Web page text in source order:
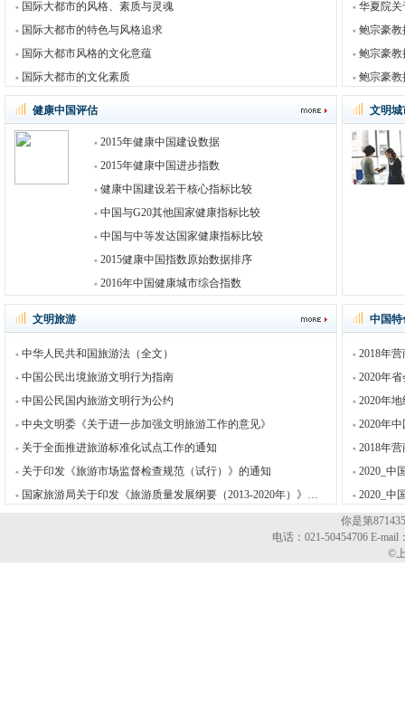
国际大都市的风格、素质与灵魂
国际大都市的特色与风格追求
国际大都市风格的文化意蕴
国际大都市的文化素质
华夏院关
鲍宗豪教
鲍宗豪教
鲍宗豪教
健康中国评估
2015年健康中国建设数据
2015年健康中国进步指数
健康中国建设若干核心指标比较
中国与G20其他国家健康指标比较
中国与中等发达国家健康指标比较
2015健康中国指数原始数据排序
2016年中国健康城市综合指数
文明城
文明旅游
中华人民共和国旅游法（全文）
中国公民出境旅游文明行为指南
中国公民国内旅游文明行为公约
中央文明委《关于进一步加强文明旅游工作的意见》
关于全面推进旅游标准化试点工作的通知
关于印发《旅游市场监督检查规范（试行）》的通知
国家旅游局关于印发《旅游质量发展纲要（2013-2020年）》的通知
中国特
2018年
2020年
2020年
2020年
2018年
2020_中
2020_中
你是第
电话：021-50454706 E-
©